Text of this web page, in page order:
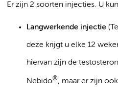
Er zijn 2 soorten injecties. U
Langwerkende injectie
deze krijgt u elke 12
hiervan zijn de
Nebido®, maar er zijn